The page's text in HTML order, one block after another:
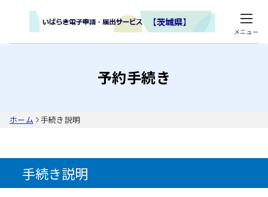
メニュー
予約手続き
ホーム 手続き説明
手続き説明